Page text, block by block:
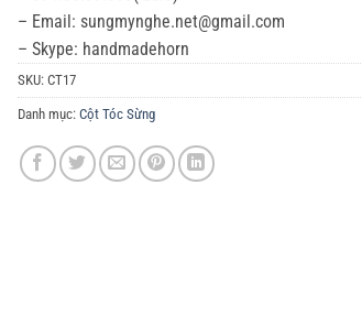
– Email: sungmynghe.net@gmail.com
– Skype: handmadehorn
SKU: CT17
Danh mục: Cột Tóc Sừng